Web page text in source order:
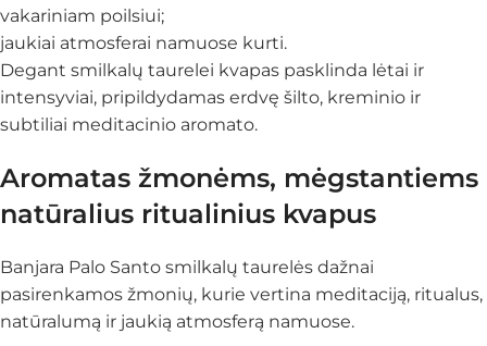
vakariniam poilsiui;
jaukiai atmosferai namuose kurti.
Degant smilkalų taurelei kvapas pasklinda lėtai ir
intensyviai, pripildydamas erdvę šilto, kreminio ir
subtiliai meditacinio aromato.
Aromatas žmonėms, mėgstantiems
natūralius ritualinius kvapus
Banjara Palo Santo smilkalų taurelės dažnai
pasirenkamos žmonių, kurie vertina meditaciją, ritualus,
natūralumą ir jaukią atmosferą namuose.